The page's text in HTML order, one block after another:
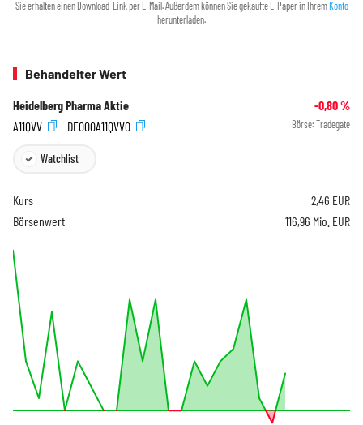
Sie erhalten einen Download-Link per E-Mail. Außerdem können Sie gekaufte E-Paper in Ihrem Konto
herunterladen.
Behandelter Wert
Heidelberg Pharma Aktie -0,80%
A11QVV
DE000A11QVV0 Börse: Tradegate
Watchlist
Kurs 2,46 EUR
Börsenwert
116,96 Mio. EUR